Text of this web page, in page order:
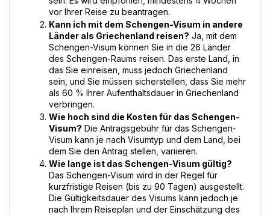
vor Ihrer Reise zu beantragen.
Kann ich mit dem Schengen-Visum in andere
Länder als Griechenland reisen? Ja, mit dem
Schengen-Visum können Sie in die 26 Länder
des Schengen-Raums reisen. Das erste Land, in
das Sie einreisen, muss jedoch Griechenland
sein, und Sie müssen sicherstellen, dass Sie mehr
als 60 % Ihrer Aufenthaltsdauer in Griechenland
verbringen.
Wie hoch sind die Kosten für das Schengen-
Visum? Die Antragsgebühr für das Schengen-
Visum kann je nach Visumtyp und dem Land, bei
dem Sie den Antrag stellen, variieren.
Wie lange ist das Schengen-Visum gültig?
Das Schengen-Visum wird in der Regel für
kurzfristige Reisen (bis zu 90 Tagen) ausgestellt.
Die Gültigkeitsdauer des Visums kann jedoch je
nach Ihrem Reiseplan und der Einschätzung des